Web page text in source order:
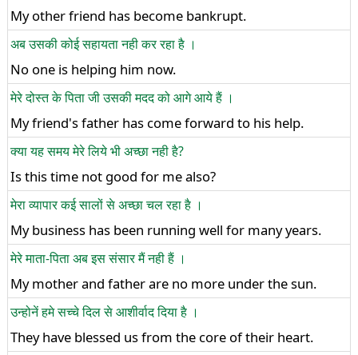
My other friend has become bankrupt.
अब उसकी कोई सहायता नही कर रहा है ।
No one is helping him now.
मेरे दोस्त के पिता जी उसकी मदद को आगे आये हैं ।
My friend's father has come forward to his help.
क्या यह समय मेरे लिये भी अच्छा नही है?
Is this time not good for me also?
मेरा व्यापार कई सालों से अच्छा चल रहा है ।
My business has been running well for many years.
मेरे माता-पिता अब इस संसार मैं नही हैं ।
My mother and father are no more under the sun.
उन्होनें हमे सच्चे दिल से आशीर्वाद दिया है ।
They have blessed us from the core of their heart.